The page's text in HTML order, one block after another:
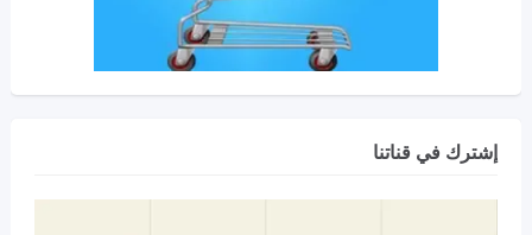
إشترك في قناتنا